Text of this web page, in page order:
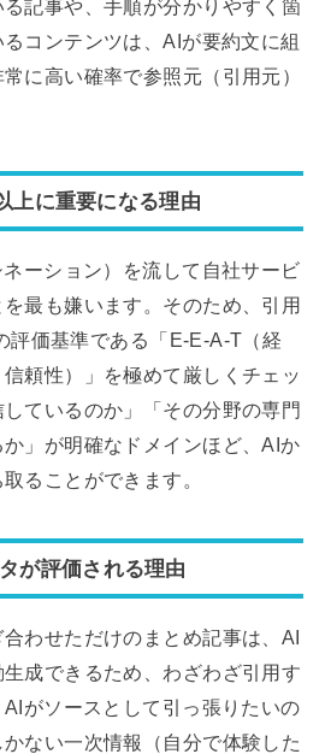
記事や、手順が分かりやすく箇
コンテンツは、AIが要約文に組
に高い確率で参照元（引用元）
上に重要になる理由
ーション）を流して自社サービ
最も嫌います。そのため、引用
評価基準である「E-E-A-T（経
頼性）」を極めて厳しくチェッ
ているのか」「その分野の専門
」が明確なドメインほど、AIか
ることができます。
が評価される理由
わせただけのまとめ記事は、AI
成できるため、わざわざ引用す
がソースとして引っ張りたいの
ない一次情報（自分で体験した